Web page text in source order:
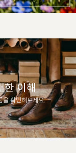
한 이해
을 확인해보세요.